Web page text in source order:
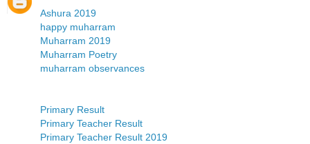
Ashura 2019
happy muharram
Muharram 2019
Muharram Poetry
muharram observances
Primary Result
Primary Teacher Result
Primary Teacher Result 2019